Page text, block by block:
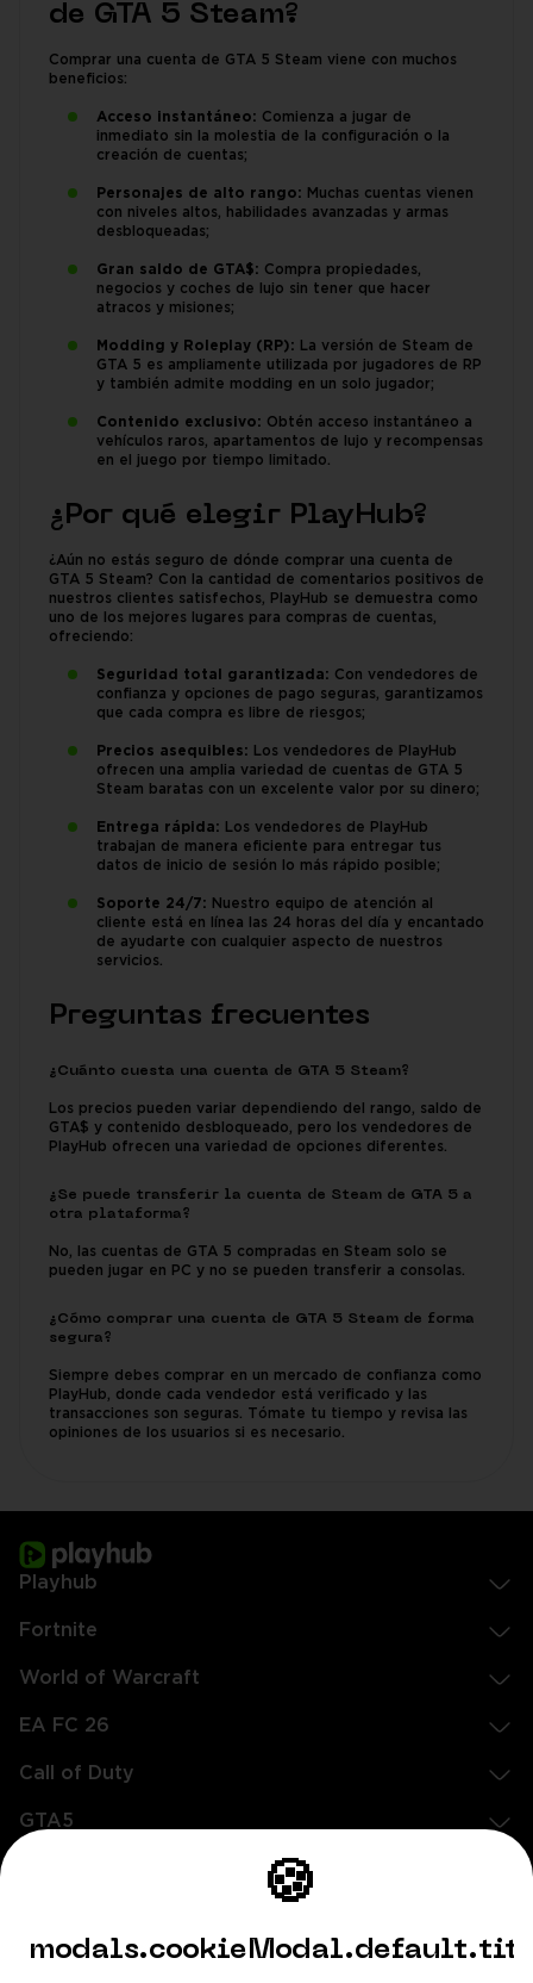
de GTA 5 Steam?
Comprar una cuenta de GTA 5 Steam viene con muchos
beneficios:
Acceso instantáneo: Comienza a jugar de
inmediato sin la molestia de la configuración o la
creación de cuentas;
Personajes de alto rango: Muchas cuentas vienen
con niveles altos, habilidades avanzadas y armas
desbloqueadas;
Gran saldo de GTA$: Compra propiedades,
negocios y coches de lujo sin tener que hacer
atracos y misiones;
Modding y Roleplay (RP): La versión de Steam de
GTA 5 es ampliamente utilizada por jugadores de RP
y también admite modding en un solo jugador;
Contenido exclusivo: Obtén acceso instantáneo a
vehículos raros, apartamentos de lujo y recompensas
en el juego por tiempo limitado.
¿Por qué elegir PlayHub?
¿Aún no estás seguro de dónde comprar una cuenta de
GTA 5 Steam? Con la cantidad de comentarios positivos de
nuestros clientes satisfechos, PlayHub se demuestra como
uno de los mejores lugares para compras de cuentas,
ofreciendo:
Seguridad total garantizada: Con vendedores de
confianza y opciones de pago seguras, garantizamos
que cada compra es libre de riesgos;
Precios asequibles: Los vendedores de PlayHub
ofrecen una amplia variedad de cuentas de GTA 5
Steam baratas con un excelente valor por su dinero;
Entrega rápida: Los vendedores de PlayHub
trabajan de manera eficiente para entregar tus
datos de inicio de sesión lo más rápido posible;
Soporte 24/7: Nuestro equipo de atención al
cliente está en línea las 24 horas del día y encantado
de ayudarte con cualquier aspecto de nuestros
servicios.
Preguntas frecuentes
¿Cuánto cuesta una cuenta de GTA 5 Steam?
Los precios pueden variar dependiendo del rango, saldo de
GTA$ y contenido desbloqueado, pero los vendedores de
PlayHub ofrecen una variedad de opciones diferentes.
¿Se puede transferir la cuenta de Steam de GTA 5 a
otra plataforma?
No, las cuentas de GTA 5 compradas en Steam solo se
pueden jugar en PC y no se pueden transferir a consolas.
¿Cómo comprar una cuenta de GTA 5 Steam de forma
segura?
Siempre debes comprar en un mercado de confianza como
PlayHub, donde cada vendedor está verificado y las
transacciones son seguras. Tómate tu tiempo y revisa las
opiniones de los usuarios si es necesario.
Playhub
Fortnite
World of Warcraft
EA FC 26
Call of Duty
GTA5
FR
footer.needHelp
🍪